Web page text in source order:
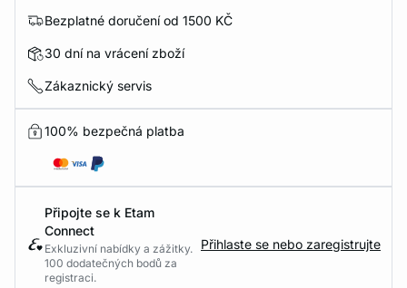
Bezplatné doručení od 1500 KČ
30 dní na vrácení zboží
Zákaznický servis
100% bezpečná platba
Připojte se k Etam
Connect
Exkluzivní nabídky a zážitky.
100 dodatečných bodů za
registraci.
Přihlaste se nebo zaregistrujte